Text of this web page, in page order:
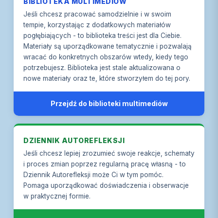
Omijanie sytuacji, miejsc lub myśli kojarzonych z
lękiem - co krótkoterminowo przynosi ulgę, ale
długoterminowo utrzymuje i wzmacnia lęk
wysiłku, co nasila wrażliwość na te sygnały
Podstawowe zmiany mentalne
Psychosomatyzacja
Wyjaśnienie świadomego działania w odburzaniu
Zacznij od Dystansu
Więcej powiązanych materiałów w bibliotece
Jeśli chcesz pracować samodzielnie i w swoim
tempie, korzystając z dodatkowych materiałów
pogłębiających - to biblioteka treści jest dla Ciebie.
Materiały są uporządkowane tematycznie i pozwalają
wracać do konkretnych obszarów wtedy, kiedy tego
potrzebujesz. Biblioteka jest stale aktualizowana o
nowe materiały oraz te, które stworzyłem do tej pory.
Przejdź do biblioteki multimediów
DZIENNIK AUTOREFLEKSJI
Jeśli chcesz lepiej zrozumieć swoje reakcje, schematy
i proces zmian poprzez regularną pracę własną - to
Dziennik Autorefleksji może Ci w tym pomóc.
Pomaga uporządkować doświadczenia i obserwacje
w praktycznej formie.